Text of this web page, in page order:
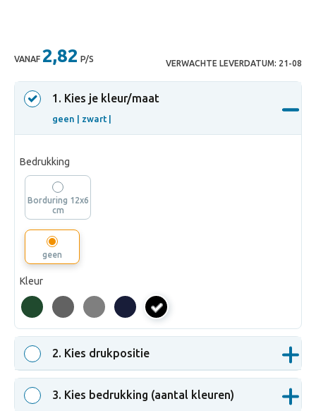
VANAF 2,82 P/S VERWACHTE LEVERDATUM: 21-08
1 . Kies je kleur/maat
geen | zwart |
Bedrukking
Borduring 12x6
cm
geen
Kleur
zwart
2. Kies drukpositie
3. Kies bedrukking (aantal kleuren)